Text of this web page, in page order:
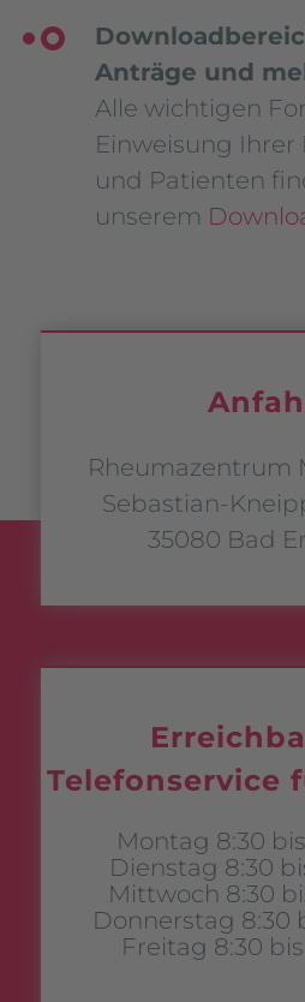
Anträge und
Alle wichtigen
Einweisung
und Patienten
unserem
Rheumazentrum
Sebastian-
35080 Bad
Telefonservice
Montag 8:30
Dienstag 8:30
Mittwoch 8:30
Donnerstag 8:30
Freitag 8:30